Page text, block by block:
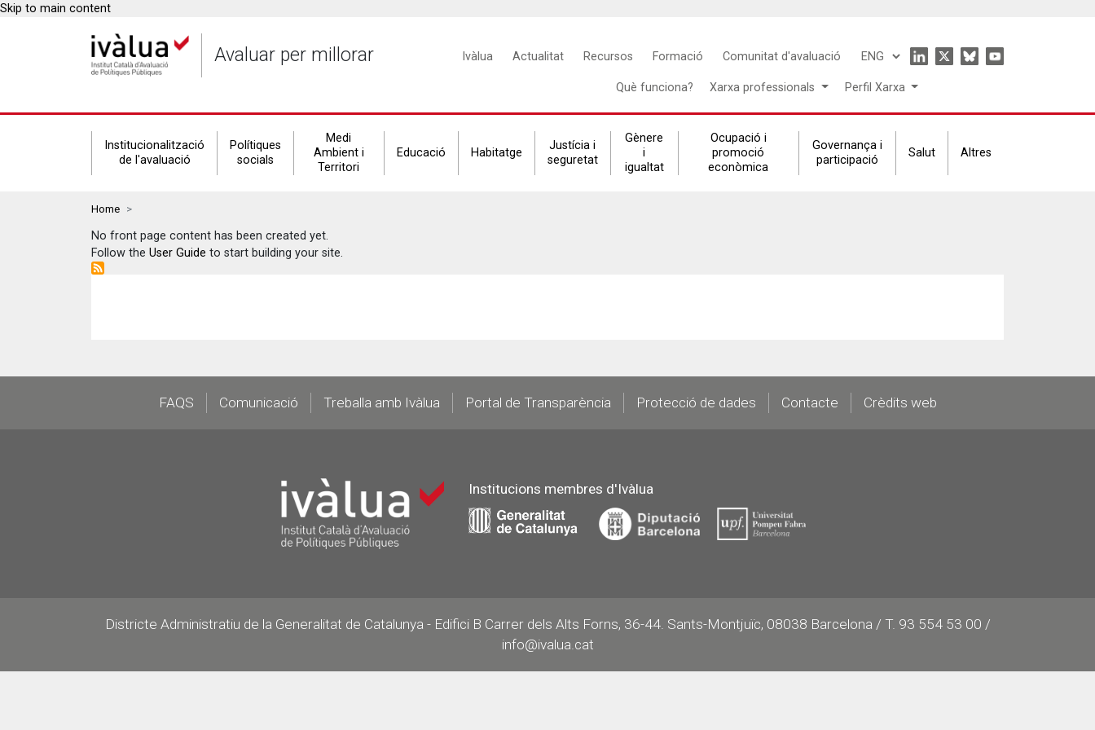
Skip to main content
Avaluar per millorar
Main
Ivàlua Actualitat Recursos Formació Comunitat d'avaluació
Select
language
Icon
menu
Què funciona? Xarxa professionals Perfil Xarxa
Secondary
navigation
Institucionalització
de l'avaluació
Polítiques
socials
Medi
Ambient i
Territori
Educació Habitatge
Justícia i
seguretat
Gènere
i
igualtat
Ocupació i
promoció
econòmica
Governança i
participació
Salut Altres
Breadcrumbs
Home
No front page content has been created yet.
Follow the User Guide to start building your site.
FooterFAQS Comunicació Treballa amb Ivàlua Portal de Transparència Protecció de dades Contacte Crèdits web
Institucions membres d'Ivàlua
Districte Administratiu de la Generalitat de Catalunya - Edifici B Carrer dels Alts Forns, 36-44. Sants-Montjuïc, 08038 Barcelona / T. 93 554 53 00 /
info@ivalua.cat